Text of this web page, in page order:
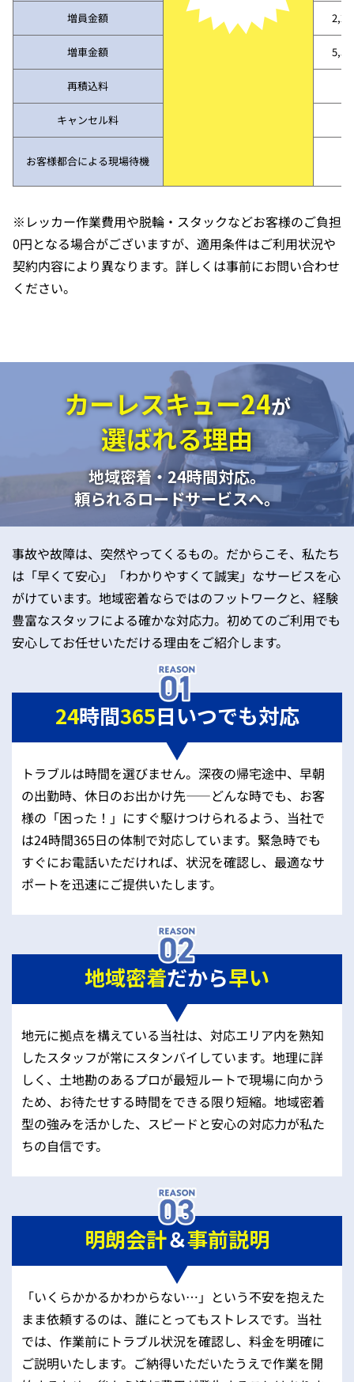
増員金額
増車金額
再積込料
キャンセル料
お客様都合による現場待機
※レッカー作業費用や脱輪・スタックなどお客様のご負担
0円となる場合がございますが、適用条件はご利用状況や
契約内容により異なります。詳しくは事前にお問い合わせ
ください。
カーレスキュー24が
選ばれる理由
地域密着・24時間対応。
頼られるロードサービスへ。
事故や故障は、突然やってくるもの。だからこそ、私たち
は「早くて安心」「わかりやすくて誠実」なサービスを心
がけています。地域密着ならではのフットワークと、経験
豊富なスタッフによる確かな対応力。初めてのご利用でも
安心してお任せいただける理由をご紹介します。
24時間365日いつでも対応
トラブルは時間を選びません。深夜の帰宅途中、早朝
の出勤時、休日のお出かけ先——どんな時でも、お客
様の「困った！」にすぐ駆けつけられるよう、当社で
は24時間365日の体制で対応しています。緊急時でも
すぐにお電話いただければ、状況を確認し、最適なサ
ポートを迅速にご提供いたします。
地域密着だから早い
地元に拠点を構えている当社は、対応エリア内を熟知
したスタッフが常にスタンバイしています。地理に詳
しく、土地勘のあるプロが最短ルートで現場に向かう
ため、お待たせする時間をできる限り短縮。地域密着
型の強みを活かした、スピードと安心の対応力が私た
ちの自信です。
明朗会計＆事前説明
「いくらかかるかわからない…」という不安を抱えた
まま依頼するのは、誰にとってもストレスです。当社
では、作業前にトラブル状況を確認し、料金を明確に
ご説明いたします。ご納得いただいたうえで作業を開